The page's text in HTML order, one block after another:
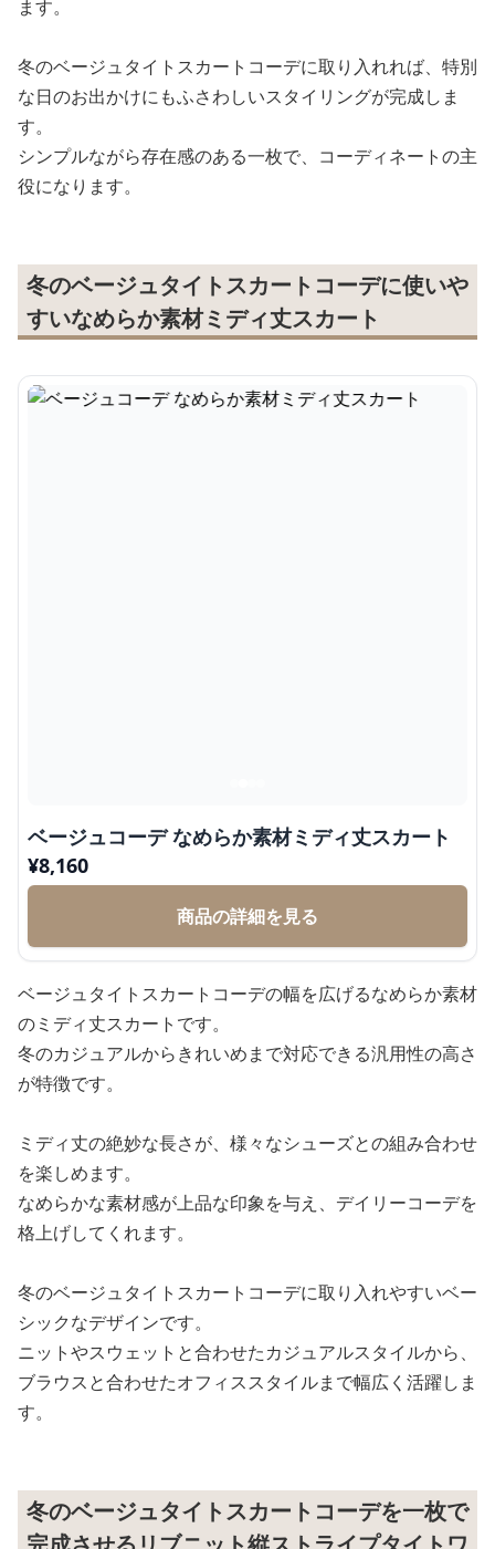
ます。
冬のベージュタイトスカートコーデに取り入れれば、特別
な日のお出かけにもふさわしいスタイリングが完成しま
す。
シンプルながら存在感のある一枚で、コーディネートの主
役になります。
冬のベージュタイトスカートコーデに使いや
すいなめらか素材ミディ丈スカート
ベージュコーデ なめらか素材ミディ丈スカート
¥8,160
商品の詳細を見る
ベージュタイトスカートコーデの幅を広げるなめらか素材
のミディ丈スカートです。
冬のカジュアルからきれいめまで対応できる汎用性の高さ
が特徴です。
ミディ丈の絶妙な長さが、様々なシューズとの組み合わせ
を楽しめます。
なめらかな素材感が上品な印象を与え、デイリーコーデを
格上げしてくれます。
冬のベージュタイトスカートコーデに取り入れやすいベー
シックなデザインです。
ニットやスウェットと合わせたカジュアルスタイルから、
ブラウスと合わせたオフィススタイルまで幅広く活躍しま
す。
冬のベージュタイトスカートコーデを一枚で